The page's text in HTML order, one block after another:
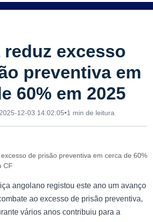
excesso
preventiva em
60% em 2025
2025-12-03 14:02:05•1 min de leitura
de prisão preventiva em cerca de 60%
CF
angolano registou este ano um avanço
ao excesso de prisão preventiva,
vários anos contribuiu para a